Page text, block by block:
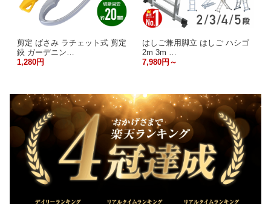
剪定 ばさみ ラチェット式 剪定
鋏 ガーデニン…
1,280円
はしご兼用脚立 はしご ハシゴ
2m 3m …
7,980円～